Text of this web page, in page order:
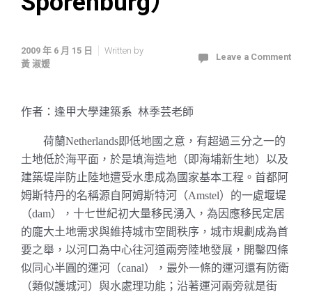
2009 年 6 月 15 日
Written by
黃 淑媛
Leave a Comment
作者：逢甲大學建築系 林季芸老師
荷蘭Netherlands即低地國之意，有超過三分之一的
土地低於海平面，於是填海造地（即海埔新生地）以及
建築堤岸防止陸地遭受水患成為國家基本工程。首都阿
姆斯特丹的名稱源自阿姆斯特河（Amstel）的一處堰堤
（dam），十七世紀初大量移民湧入，為因應移民定居
的龐大土地需求與維持城市空間秩序，城市規劃成為首
要之舉，以河口為中心往河道兩旁陸地發展，開鑿四條
似同心半圓的運河（canal），最外一條的運河還有防衛
（類似護城河）與水處理功能；沿著運河兩旁就是街